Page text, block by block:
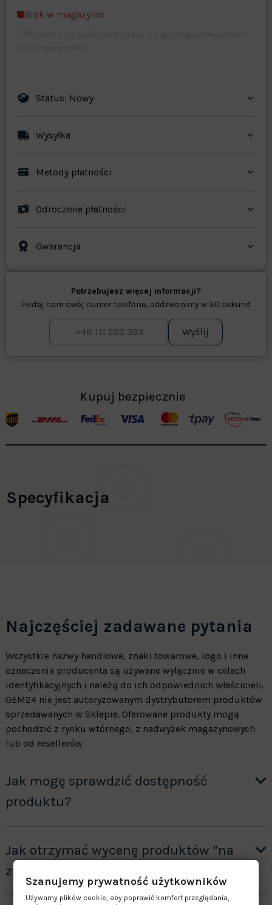
Brak w magazynie
Status: Nowy
Wysyłka
Metody płatności
Odroczone płatności
Gwarancja
Potrzebujesz więcej informacji?
Podaj nam swój numer telefonu, oddzwonimy w 30 sekund
Wyślij
Kupuj bezpiecznie
Specyfikacja
Najczęściej zadawane pytania
Wszystkie nazwy handlowe, znaki towarowe, logo i inne
oznaczenia producenta są używane wyłącznie w celach
identyfikacyjnych i należą do ich odpowiednich właścicieli.
OEM24 nie jest autoryzowanym dystrybutorem produktów
sprzedawanych w Sklepie. Oferowane produkty mogą
pochodzić z rynku wtórnego, z nadwyżek magazynowych
lub od resellerów
Jak mogę sprawdzić dostępność
produktu?
Jak otrzymać wycenę produktów ”na
zamówienie”?
Szanujemy prywatność użytkowników
Używamy plików cookie, aby poprawić komfort przeglądania,